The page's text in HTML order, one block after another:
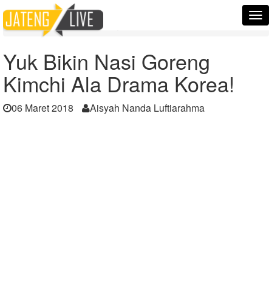
Home
Berita
Yuk Bikin Nasi Goreng Kimchi Ala Drama Korea!
Yuk Bikin Nasi Goreng
Kimchi Ala Drama Korea!
06 Maret 2018 Aisyah Nanda Luftiarahma